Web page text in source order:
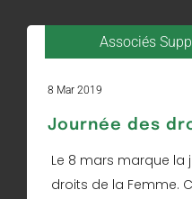
Associés
8 Mar 2019
Journée des
Le 8 mars marque la
droits de la Femme.